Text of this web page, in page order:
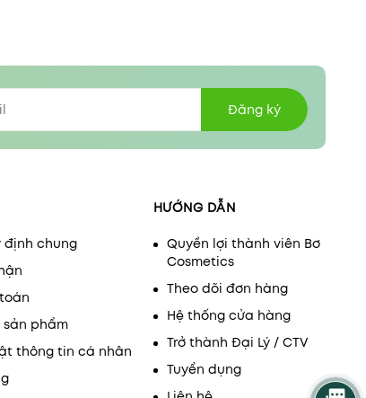
Đăng ký
định chung
phẩm
thông tin cá nhân
HƯỚNG DẪN
Quyền lợi thành viên Bơ
Cosmetics
Theo dõi đơn hàng
Hệ thống cửa hàng
Trở thành Đại Lý / CTV
Tuyển dụng